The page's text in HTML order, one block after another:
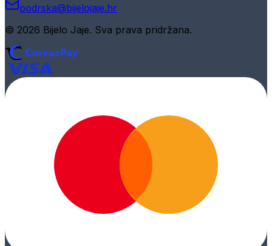
podrska@bijelojaje.hr
© 2026 Bijelo Jaje. Sva prava pridržana.